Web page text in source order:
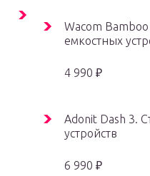
Wacom
емкостных
4 990 ₽
Adonit Dash 3.
устройств
6 990 ₽